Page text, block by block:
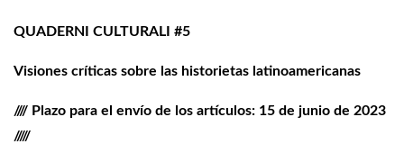
QUADERNI CULTURALI #5
Visiones críticas sobre las historietas latinoamericanas
//// Plazo para el envío de los artículos: 15 de junio de 2023
/////